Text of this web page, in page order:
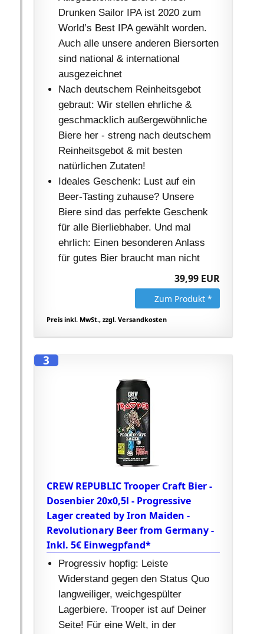
Drunken Sailor IPA ist 2020 zum
World’s Best IPA gewählt worden.
Auch alle unsere anderen Biersorten
sind national & international
ausgezeichnet
Nach deutschem Reinheitsgebot
gebraut: Wir stellen ehrliche &
geschmacklich außergewöhnliche
Biere her - streng nach deutschem
Reinheitsgebot & mit besten
natürlichen Zutaten!
Ideales Geschenk: Lust auf ein
Beer-Tasting zuhause? Unsere
Biere sind das perfekte Geschenk
für alle Bierliebhaber. Und mal
ehrlich: Einen besonderen Anlass
für gutes Bier braucht man nicht
39,99 EUR
Zum Produkt *
Preis inkl. MwSt., zzgl. Versandkosten
3
CREW REPUBLIC Trooper Craft Bier -
Dosenbier 20x0,5l - Progressive
Lager created by Iron Maiden -
Revolutionary Beer from Germany -
Inkl. 5€ Einwegpfand*
Progressiv hopfig: Leiste
Widerstand gegen den Status Quo
langweiliger, weichgespülter
Lagerbiere. Trooper ist auf Deiner
Seite! Für eine Welt, in der